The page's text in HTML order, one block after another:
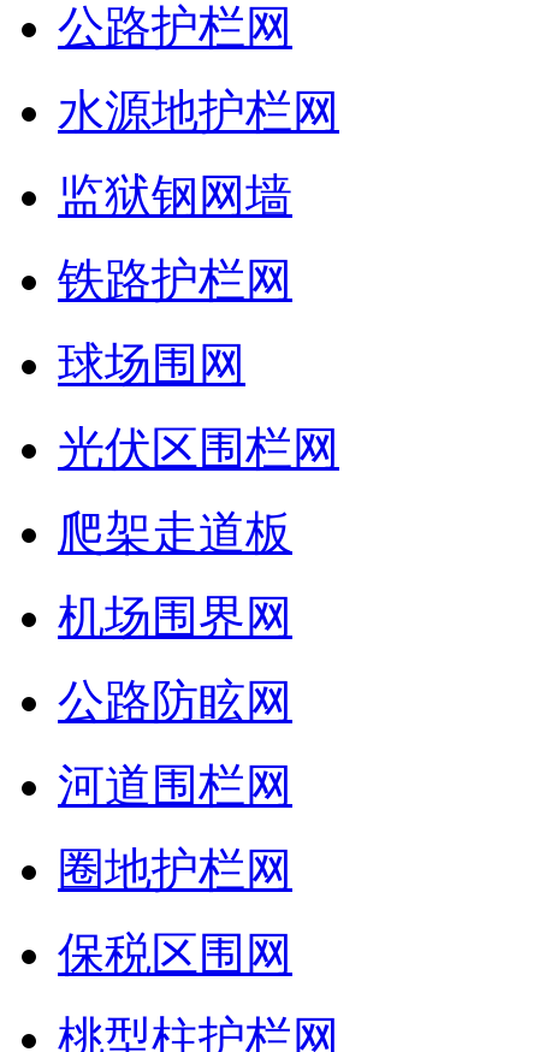
公路护栏网
水源地护栏网
监狱钢网墙
铁路护栏网
球场围网
光伏区围栏网
爬架走道板
机场围界网
公路防眩网
河道围栏网
圈地护栏网
保税区围网
桃型柱护栏网